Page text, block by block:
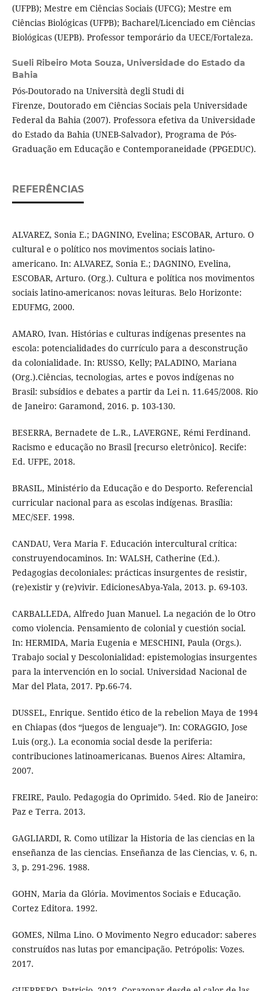
(UFPB); Mestre em Ciências Sociais (UFCG); Mestre em
Ciências Biológicas (UFPB); Bacharel/Licenciado em Ciências
Biológicas (UEPB). Professor temporário da UECE/Fortaleza.
Sueli Ribeiro Mota Souza, Universidade do Estado da
Bahia
Pós-Doutorado na Università degli Studi di
Firenze, Doutorado em Ciências Sociais pela Universidade
Federal da Bahia (2007). Professora efetiva da Universidade
do Estado da Bahia (UNEB-Salvador), Programa de Pós-
Graduação em Educação e Contemporaneidade (PPGEDUC).
REFERÊNCIAS
ALVAREZ, Sonia E.; DAGNINO, Evelina; ESCOBAR, Arturo. O
cultural e o político nos movimentos sociais latino-
americano. In: ALVAREZ, Sonia E.; DAGNINO, Evelina,
ESCOBAR, Arturo. (Org.). Cultura e política nos movimentos
sociais latino-americanos: novas leituras. Belo Horizonte:
EDUFMG, 2000.
AMARO, Ivan. Histórias e culturas indígenas presentes na
escola: potencialidades do currículo para a desconstrução
da colonialidade. In: RUSSO, Kelly; PALADINO, Mariana
(Org.).Ciências, tecnologias, artes e povos indígenas no
Brasil: subsídios e debates a partir da Lei n. 11.645/2008. Rio
de Janeiro: Garamond, 2016. p. 103-130.
BESERRA, Bernadete de L.R., LAVERGNE, Rémi Ferdinand.
Racismo e educação no Brasil [recurso eletrônico]. Recife:
Ed. UFPE, 2018.
BRASIL, Ministério da Educação e do Desporto. Referencial
curricular nacional para as escolas indígenas. Brasília:
MEC/SEF. 1998.
CANDAU, Vera Maria F. Educación intercultural crítica:
construyendocaminos. In: WALSH, Catherine (Ed.).
Pedagogias decoloniales: prácticas insurgentes de resistir,
(re)existir y (re)vivir. EdicionesAbya-Yala, 2013. p. 69-103.
CARBALLEDA, Alfredo Juan Manuel. La negación de lo Otro
como violencia. Pensamiento de colonial y cuestión social.
In: HERMIDA, Maria Eugenia e MESCHINI, Paula (Orgs.).
Trabajo social y Descolonialidad: epistemologias insurgentes
para la intervención en lo social. Universidad Nacional de
Mar del Plata, 2017. Pp.66-74.
DUSSEL, Enrique. Sentido ético de la rebelion Maya de 1994
en Chiapas (dos “juegos de lenguaje”). In: CORAGGIO, Jose
Luis (org.). La economia social desde la periferia:
contribuciones latinoamericanas. Buenos Aires: Altamira,
2007.
FREIRE, Paulo. Pedagogia do Oprimido. 54ed. Rio de Janeiro:
Paz e Terra. 2013.
GAGLIARDI, R. Como utilizar la Historia de las ciencias en la
enseñanza de las ciencias. Enseñanza de las Ciencias, v. 6, n.
3, p. 291-296. 1988.
GOHN, Maria da Glória. Movimentos Sociais e Educação.
Cortez Editora. 1992.
GOMES, Nilma Lino. O Movimento Negro educador: saberes
construídos nas lutas por emancipação. Petrópolis: Vozes.
2017.